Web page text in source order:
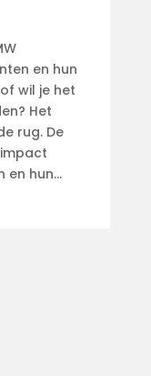
en hun
wil je het
Het
rug. De
hun...